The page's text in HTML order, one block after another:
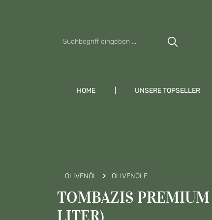
HOME UNSERE TOPSELLER
OLIVENÖL OLIVENÖLE
TOMBAZIS